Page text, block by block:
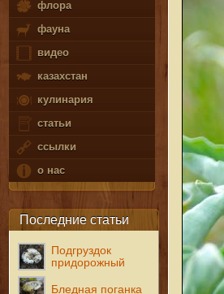
флора
фауна
видео
казахстан
кулинария
статьи
ссылки
о нас
Последние статьи
Подгруздок
придорожный
Бледная поганка